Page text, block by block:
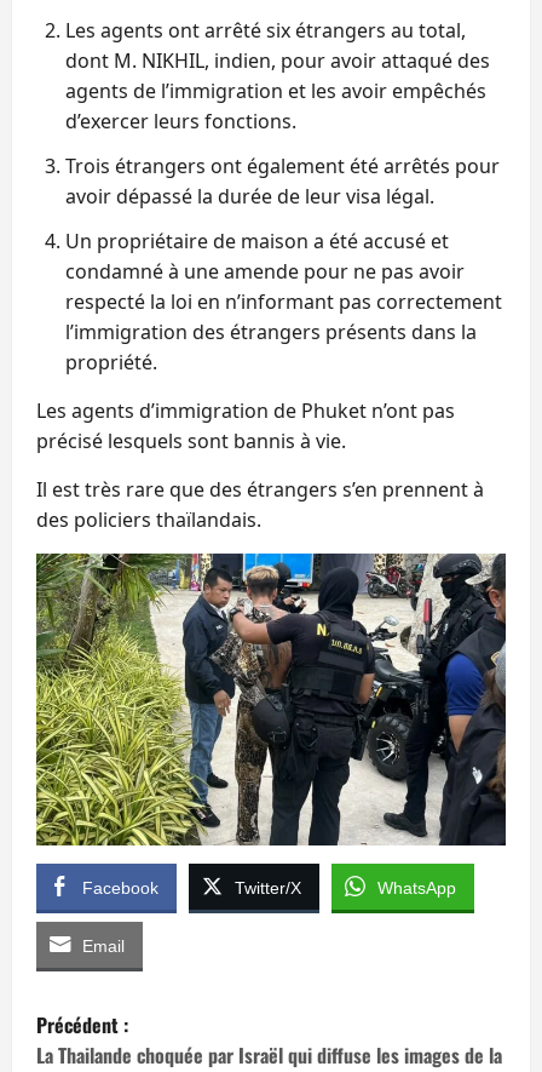
Les agents ont arrêté six étrangers au total,
dont M. NIKHIL, indien, pour avoir attaqué des
agents de l’immigration et les avoir empêchés
d’exercer leurs fonctions.
Trois étrangers ont également été arrêtés pour
avoir dépassé la durée de leur visa légal.
Un propriétaire de maison a été accusé et
condamné à une amende pour ne pas avoir
respecté la loi en n’informant pas correctement
l’immigration des étrangers présents dans la
propriété.
Les agents d’immigration de Phuket n’ont pas
précisé lesquels sont bannis à vie.
Il est très rare que des étrangers s’en prennent à
des policiers thaïlandais.
Facebook Twitter/X WhatsApp
Email
N
Précédent :
La Thailande choquée par Israël qui diffuse les images de la